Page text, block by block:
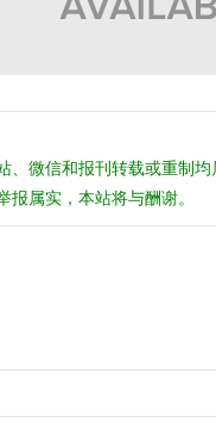
微信和报刊转载或重制均
属实，本站将与酬谢。